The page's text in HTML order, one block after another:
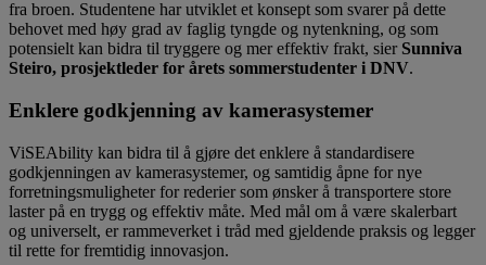
fra broen. Studentene har utviklet et konsept som svarer på dette
behovet med høy grad av faglig tyngde og nytenkning, og som
potensielt kan bidra til tryggere og mer effektiv frakt, sier Sunniva
Steiro, prosjektleder for årets sommerstudenter i DNV.
Enklere godkjenning av kamerasystemer
ViSEAbility kan bidra til å gjøre det enklere å standardisere
godkjenningen av kamerasystemer, og samtidig åpne for nye
forretningsmuligheter for rederier som ønsker å transportere store
laster på en trygg og effektiv måte. Med mål om å være skalerbart
og universelt, er rammeverket i tråd med gjeldende praksis og legger
til rette for fremtidig innovasjon.